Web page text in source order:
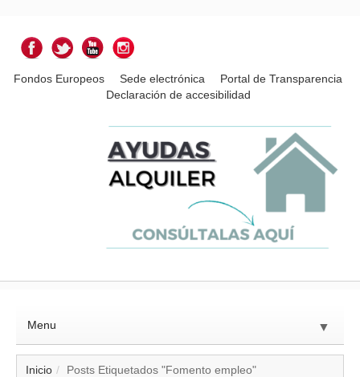
Fondos Europeos Sede electrónica
Portal de Transparencia
Declaración de accesibilidad
Menu ▼
Inicio Posts Etiquetados "Fomento empleo"